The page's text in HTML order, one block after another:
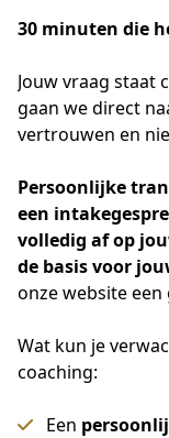
30 minuten die
Jouw vraag staat
gaan we direct
vertrouwen en
Persoonlijke
een
volledig af op
de basis voor
onze website
Wat kun je
coaching:
Een